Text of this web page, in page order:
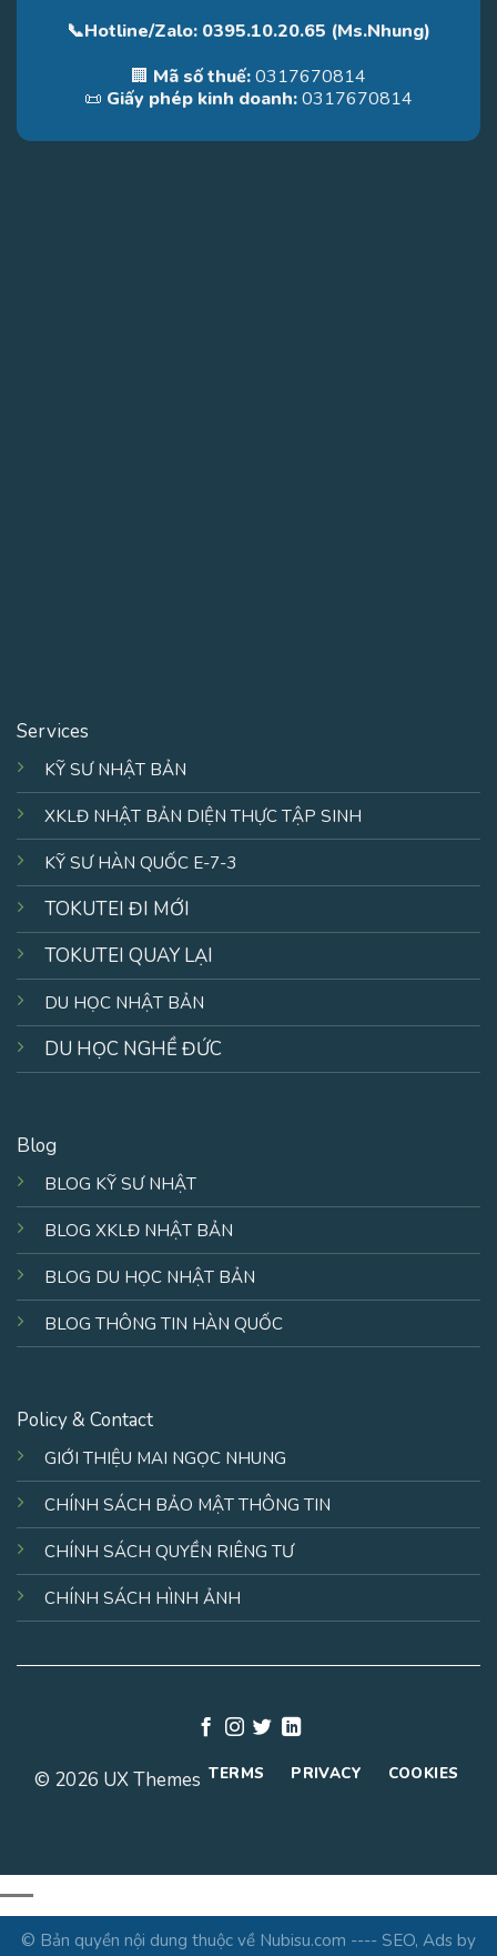
📞Hotline/Zalo: 0395.10.20.65 (Ms.Nhung)
🏢 Mã số thuế:0317670814
📜 Giấy phép kinh doanh:0317670814
Services
KỸ SƯ NHẬT BẢN
XKLĐ NHẬT BẢN DIỆN THỰC TẬP SINH
KỸ SƯ HÀN QUỐC E-7-3
TOKUTEI ĐI MỚI
TOKUTEI QUAY LẠI
DU HỌC NHẬT BẢN
DU HỌC NGHỀ ĐỨC
Blog
BLOG KỸ SƯ NHẬT
BLOG XKLĐ NHẬT BẢN
BLOG DU HỌC NHẬT BẢN
BLOG THÔNG TIN HÀN QUỐC
Policy & Contact
GIỚI THIỆU MAI NGỌC NHUNG
CHÍNH SÁCH BẢO MẬT THÔNG TIN
CHÍNH SÁCH QUYỀN RIÊNG TƯ
CHÍNH SÁCH HÌNH ẢNH
© 2026 UX Themes TERMS PRIVACY COOKIES
© Bản quyền nội dung thuộc về Nubisu.com ---- SEO, Ads by